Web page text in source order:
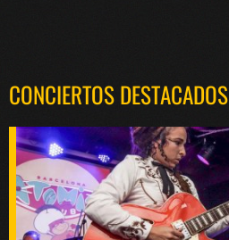
CONCIERTOS DESTACADOS